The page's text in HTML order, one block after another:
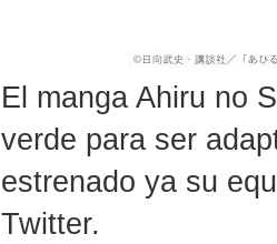
El manga Ahiru no
verde para ser
estrenado ya su
Twitter.